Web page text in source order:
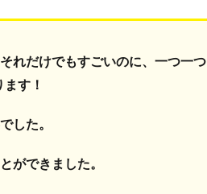
れだけでもすごいのに、一つ一つ
す！
した。
ができました。